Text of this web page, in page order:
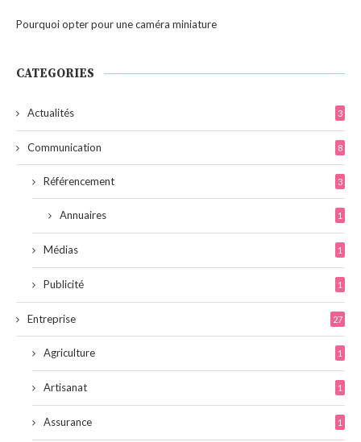
Pourquoi opter pour une caméra miniature
CATEGORIES
Actualités 3
Communication 8
Référencement 3
Annuaires 1
Médias 1
Publicité 1
Entreprise 27
Agriculture 1
Artisanat 1
Assurance 1